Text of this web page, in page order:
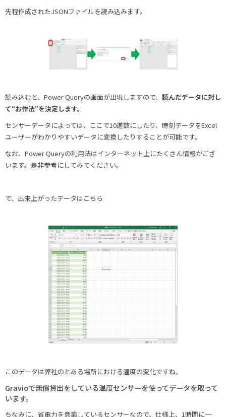
先程作成されたJSONファイルを読み込みます。
読み込むと、Power Queryの画面が出現しますので、 読んだデータに対し
て“お作法”を決定します。
センサーデータによっては、ここで10進数にしたり、時刻データをExcel
ユーザーがわかりやすいデータに変換したりすることが可能です。
なお、Power Queryの利用法はインターネット上にたくさん情報がござ
います。是非参考にしてみてください。
で、出来上がったデータはこちら
このデータは弊社のとある場所における温度の変化ですね。
Gravioで無償貸出をしている温度センサーを使ってデータを取って
います。
ちなみに、省電力を意識しているセンサーなので、仕様上、1時間に一